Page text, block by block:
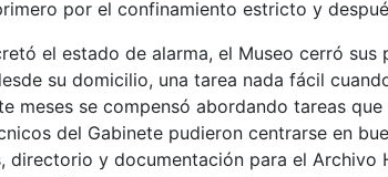
por el confinamiento estricto y
el estado de alarma, el Museo cerró
su domicilio, una tarea nada fácil
meses se compensó abordando tareas
del Gabinete pudieron centrarse en
directorio y documentación para el